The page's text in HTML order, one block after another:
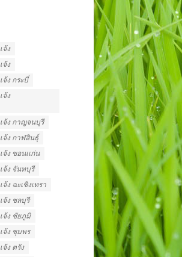
จ้ง
จ้ง
จ้ง กระบี่
จ้ง
จ้ง กาญจนบุรี
จ้ง กาฬสินธุ์
ง ขอนเเก่น
จ้ง จันทบุรี
ง ฉะเชิงเทรา
จ้ง ชลบุรี
จ้ง ชัยภูมิ
จ้ง ชุมพร
จ้ง ตรัง